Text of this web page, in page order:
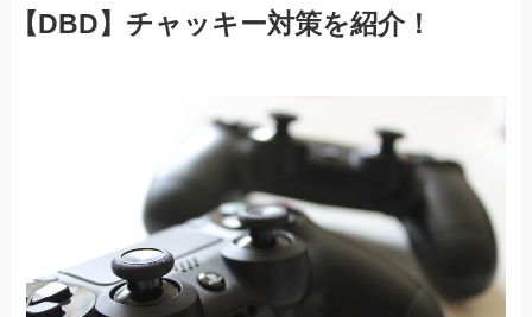
【DBD】チャッキー対策を紹介！